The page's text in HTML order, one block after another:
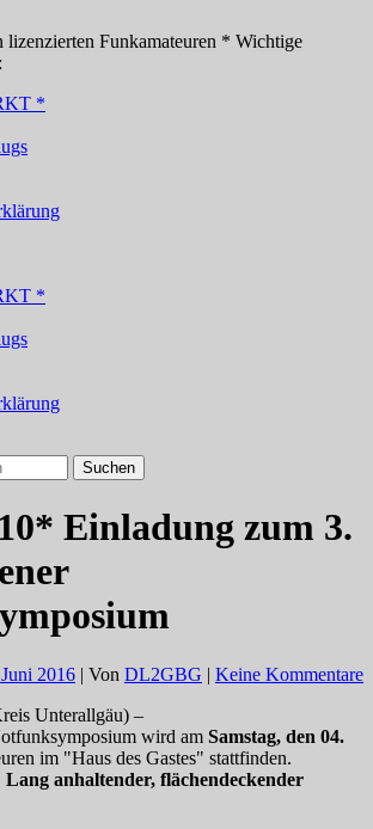
lizenzierten Funkamateuren * Wichtige
*
*
Einladung zum 3.
2016 | Von DL2GBG | Keine Kommentare
Unterallgäu) –
wird am Samstag, den 04.
im "Haus des Gastes" stattfinden.
anhaltender, flächendeckender